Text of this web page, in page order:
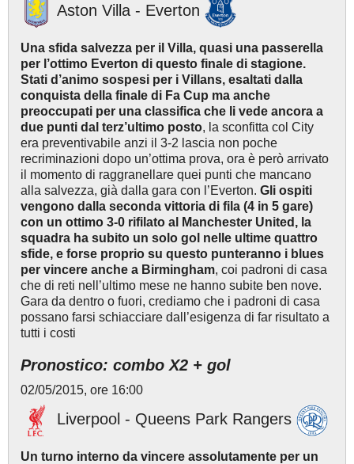
Aston Villa - Everton
Una sfida salvezza per il Villa, quasi una passerella
per l’ottimo Everton di questo finale di stagione.
Stati d’animo sospesi per i Villans, esaltati dalla
conquista della finale di Fa Cup ma anche
preoccupati per una classifica che li vede ancora a
due punti dal terz’ultimo posto, la sconfitta col City
era preventivabile anzi il 3-2 lascia non poche
recriminazioni dopo un’ottima prova, ora è però arrivato
il momento di raggranellare quei punti che mancano
alla salvezza, già dalla gara con l’Everton. Gli ospiti
vengono dalla seconda vittoria di fila (4 in 5 gare)
con un ottimo 3-0 rifilato al Manchester United, la
squadra ha subito un solo gol nelle ultime quattro
sfide, e forse proprio su questo punteranno i blues
per vincere anche a Birmingham, coi padroni di casa
che di reti nell’ultimo mese ne hanno subite ben nove.
Gara da dentro o fuori, crediamo che i padroni di casa
possano farsi schiacciare dall’esigenza di far risultato a
tutti i costi
Pronostico: combo X2 + gol
02/05/2015, ore 16:00
Liverpool - Queens Park Rangers
Un turno interno da vincere assolutamente per un